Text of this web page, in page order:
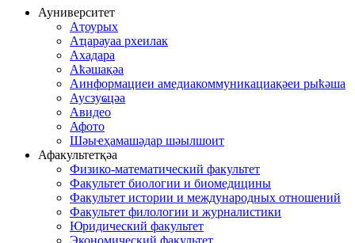
Ауниверситет
Аҭоурых
Аҵарауаа рхеилак
Ахадара
Аҟәшақәа
Аинформациеи амедиакоммуникациақәеи рыҟәша
Аусзуҩцәа
Авидео
Афото
Шәыҽҳамашәдар шәылшоит
Афакультетқәа
Физико-математический факультет
Факультет биологии и биомедицины
Факультет истории и международных отношений
Факультет филологии и журналистики
Юридический факультет
Экономический факультет